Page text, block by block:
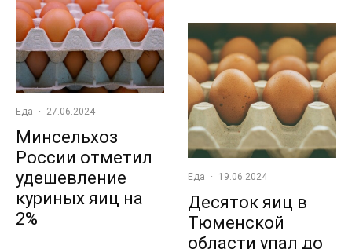
Еда · 27.06.2024
Минсельхоз
России отметил
удешевление
куриных яиц на
2%
Еда · 19.06.2024
Десяток яиц в
Тюменской
области упал до